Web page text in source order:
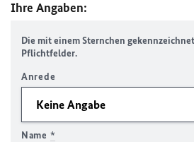
Ihre Angaben:
Die mit einem Sternchen
Pflichtfelder.
Anrede
Name *